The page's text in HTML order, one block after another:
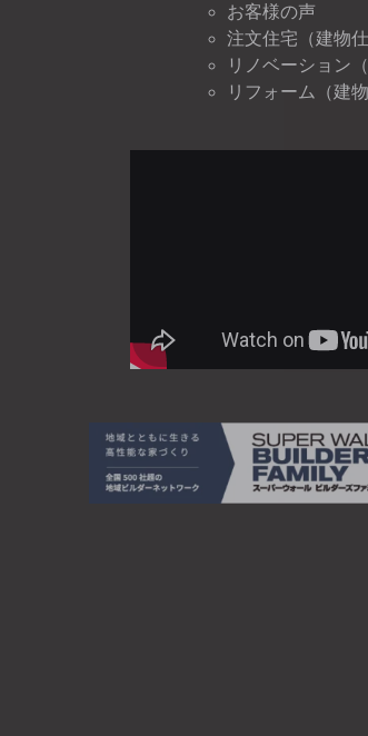
お客様の声
注文住宅（建物仕
リノベーション
リフォーム（建物